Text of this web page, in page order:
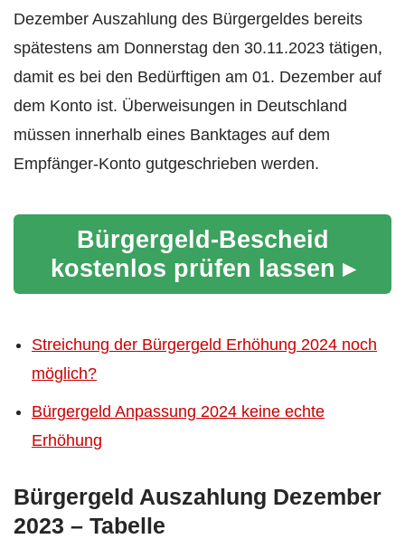
Dezember Auszahlung des Bürgergeldes bereits
spätestens am Donnerstag den 30.11.2023 tätigen,
damit es bei den Bedürftigen am 01. Dezember auf
dem Konto ist. Überweisungen in Deutschland
müssen innerhalb eines Banktages auf dem
Empfänger-Konto gutgeschrieben werden.
Bürgergeld-Bescheid
kostenlos prüfen lassen ▸
Streichung der Bürgergeld Erhöhung 2024 noch
möglich?
Bürgergeld Anpassung 2024 keine echte
Erhöhung
Bürgergeld Auszahlung Dezember
2023 – Tabelle